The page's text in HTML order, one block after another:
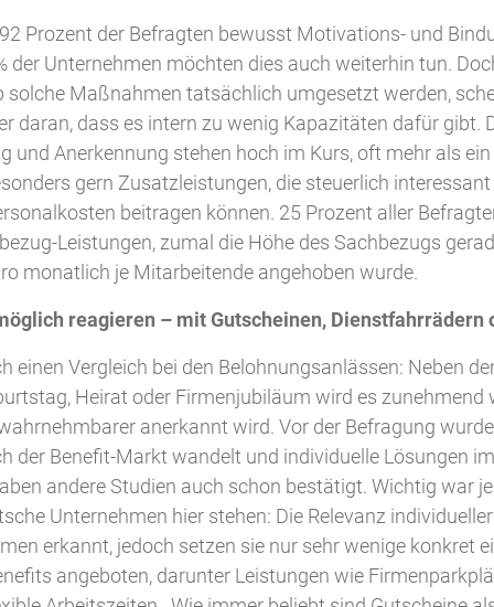
Prozent der Befragten bewusst Motivations- und
der Unternehmen möchten dies auch weiterhin tun.
solche Maßnahmen tatsächlich umgesetzt werden,
daran, dass es intern zu wenig Kapazitäten dafür gibt.
und Anerkennung stehen hoch im Kurs, oft mehr als
gern Zusatzleistungen, die steuerlich
beitragen können. 25 Prozent aller
Leistungen, zumal die Höhe des Sachbezugs
monatlich je Mitarbeitende angehoben wurde.
reagieren – mit Gutscheinen, Dienstfahrrädern
einen Vergleich bei den Belohnungsanlässen: Neben
Heirat oder Firmenjubiläum wird es zunehmend
anerkannt wird. Vor der Befragung
der Benefit-Markt wandelt und individuelle Lösungen
andere Studien auch schon bestätigt. Wichtig war
Unternehmen hier stehen: Die Relevanz
erkannt, jedoch setzen sie nur sehr wenige konkret
angeboten, darunter Leistungen wie